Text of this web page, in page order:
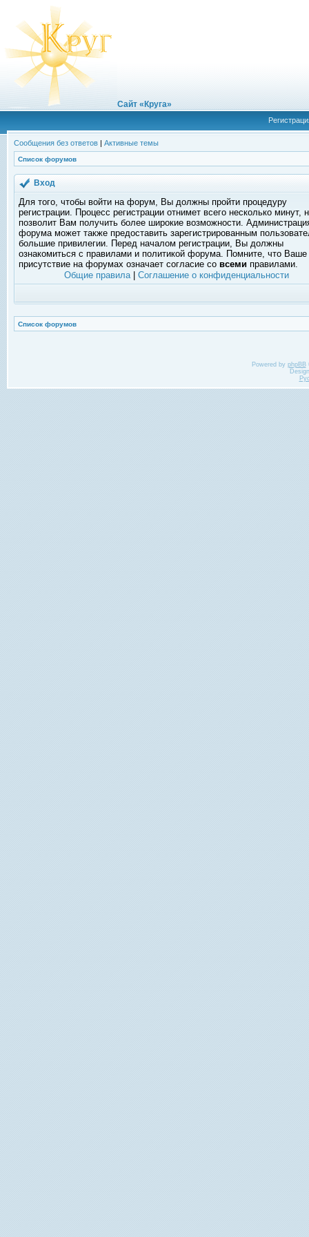
Сайт «Круга»
Сообщения без ответов | Активные темы
Список форумов
Вход
Для того, чтобы войти на форум, Вы должны пройти процедуру
регистрации. Процесс регистрации отнимет всего несколько минут,
позволит Вам получить более широкие возможности.
форума может также предоставить зарегистрированным
большие привилегии. Перед началом регистрации, Вы должны
ознакомиться с правилами и политикой форума. Помните, что Ваше
присутствие на форумах означает согласие со всеми правилами.
Общие правила| Соглашение о конфиденциальности
Список форумов
Powered by phpBB